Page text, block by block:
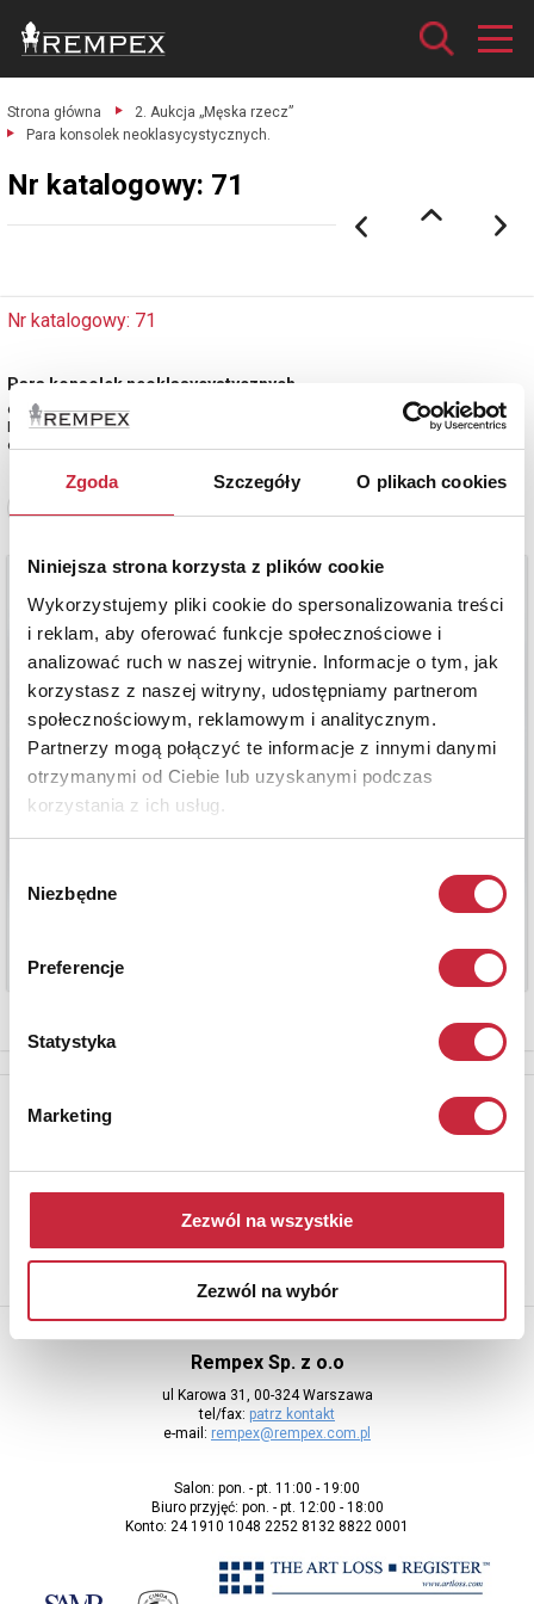
Zgoda Szczegóły O plikach cookies
Niniejsza strona korzysta z plików cookie
Wykorzystujemy pliki cookie do spersonalizowania treści
i reklam, aby oferować funkcje społecznościowe i
analizować ruch w naszej witrynie. Informacje o tym, jak
korzystasz z naszej witryny, udostępniamy partnerom
społecznościowym, reklamowym i analitycznym.
Partnerzy mogą połączyć te informacje z innymi danymi
otrzymanymi od Ciebie lub uzyskanymi podczas
korzystania z ich usług.
zgody
Niezbędne
Preferencje
Statystyka
Marketing
Zezwól na wszystkie
Zezwól na wybór
Strona główna
2. Aukcja „Męska rzecz”
Para konsolek neoklasycystycznych.
Nr katalogowy: 71
Nr katalogowy: 71
Para konsolek neoklasycystycznych
drewno rzeźbione, złocone; wys. 63 cm, szer. 35 cm, głęb. 20 cm.
Europa Środkowa, XX w.
estymacja: 6 000 - 8 000 zł
adres e-mail
Rempex Sp. z o.o
ul Karowa 31, 00-324 Warszawa
tel/fax: patrz kontakt
e-mail: rempex@rempex.com.pl
Salon: pon. - pt. 11:00 - 19:00
Biuro przyjęć: pon. - pt. 12:00 - 18:00
Konto: 24 1910 1048 2252 8132 8822 0001